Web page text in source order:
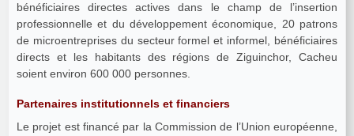
bénéficiaires directes actives dans le champ de l’insertion
professionnelle et du développement économique, 20 patrons
de microentreprises du secteur formel et informel, bénéficiaires
directs et les habitants des régions de Ziguinchor, Cacheu
soient environ 600 000 personnes.
Partenaires institutionnels et financiers
Le projet est financé par la Commission de l’Union européenne,